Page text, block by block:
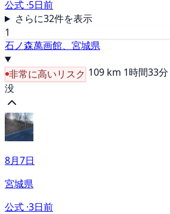
公式 ·5日前
さらに32件を表示
1
石ノ森萬画館、宮城県
非常に高いリスク 109 km 1時間33分
没
8月7日
宮城県
公式 ·3日前